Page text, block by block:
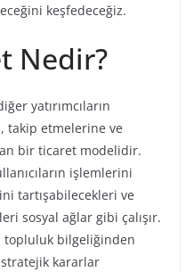
keşfedeceğiz.
Nedir?
yatırımcıların
takip etmelerine ve
bir ticaret modelidir.
işlemlerini
tartışabilecekleri ve
sosyal ağlar gibi çalışır.
topluluk bilgeliğinden
kararlar